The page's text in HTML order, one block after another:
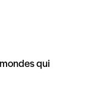
qui